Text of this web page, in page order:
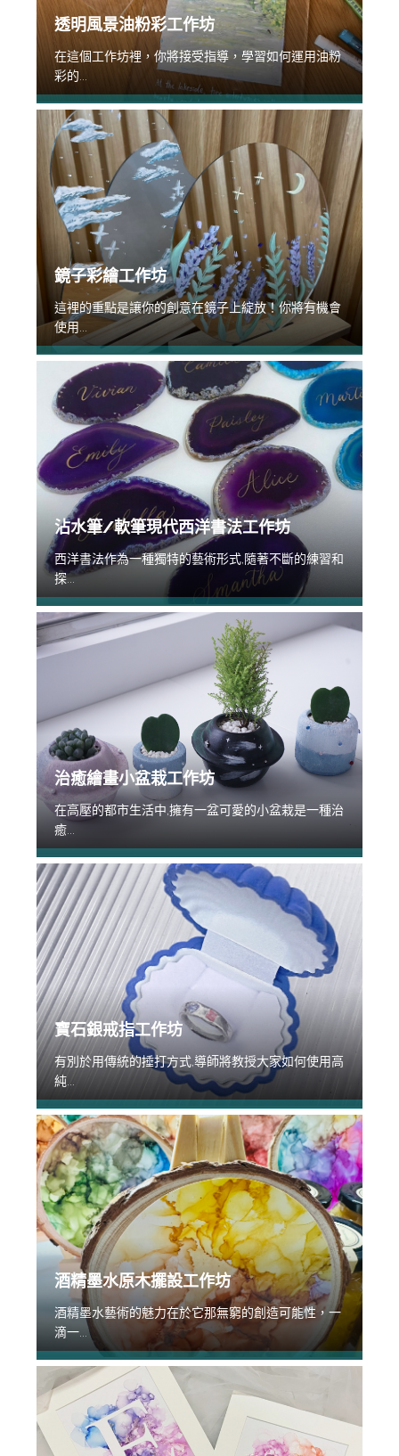
透明風景油粉彩工作坊
在這個工作坊裡，你將接受指導，學習如何運用油粉
彩的...
鏡子彩繪工作坊
這裡的重點是讓你的創意在鏡子上綻放！你將有機會
使用...
沾水筆/軟筆現代西洋書法工作坊
西洋書法作為一種獨特的藝術形式,隨著不斷的練習和
探...
治癒繪畫小盆栽工作坊
在高壓的都市生活中,擁有一盆可愛的小盆栽是一種治
癒...
寶石銀戒指工作坊
有別於用傳統的捶打方式,導師將教授大家如何使用高
純...
酒精墨水原木擺設工作坊
酒精墨水藝術的魅力在於它那無窮的創造可能性，一
滴一...